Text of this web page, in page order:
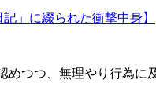
」に綴られた衝撃中身】
つつ、無理やり行為に